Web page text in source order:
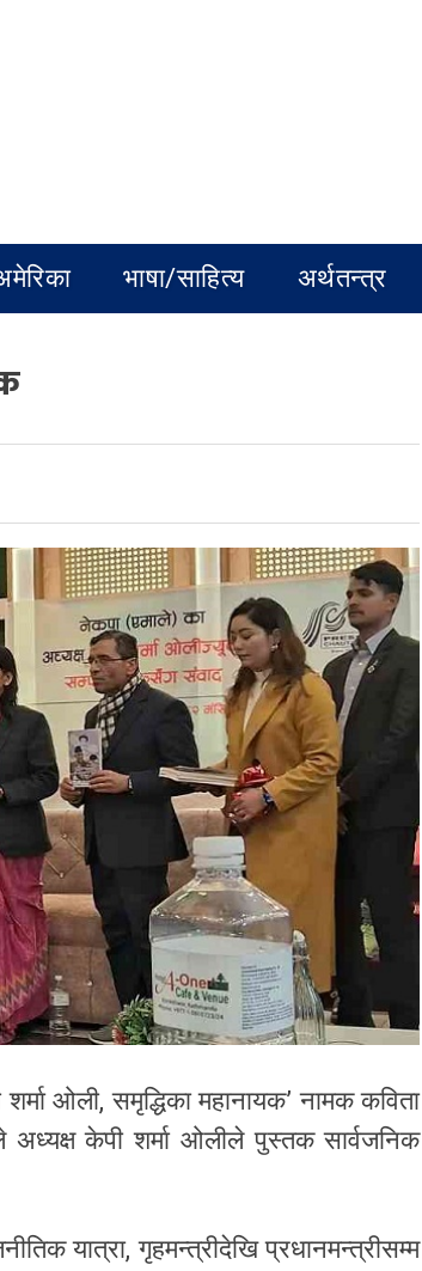
भाषा/साहित्य अर्थतन्त्र
ओली, समृद्धिका महानायक’ नामक कविता
अध्यक्ष केपी शर्मा ओलीले पुस्तक सार्वजनिक
यात्रा, गृहमन्त्रीदेखि प्रधानमन्त्रीसम्म